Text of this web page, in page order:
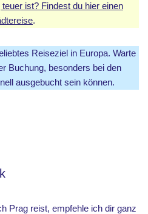
ist? Findest du hier einen
.
Reiseziel in Europa. Warte
Buchung, besonders bei den
ausgebucht sein können.
Prag reist, empfehle ich dir ganz